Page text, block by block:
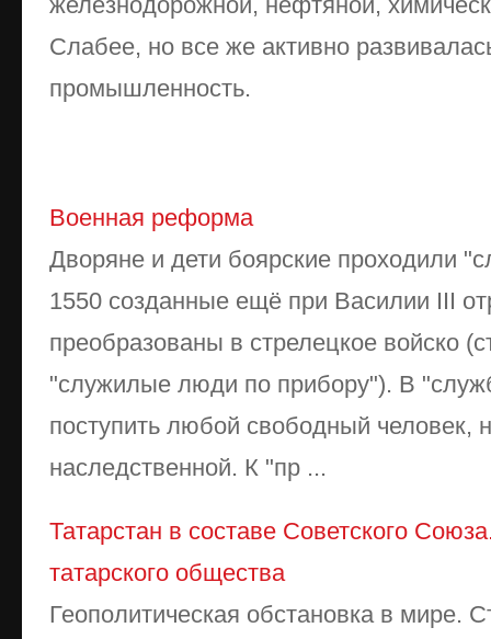
Слабее, но все же активно
промышленность.
Военная реформа
Дворяне и дети боярские проходили
1550 созданные ещё при Василии III
преобразованы в стрелецкое войско
"служилые люди по прибору"). В
поступить любой свободный человек,
наследственной. К "пр ...
Татарстан в составе Советского
татарского общества
Геополитическая обстановка в мире.